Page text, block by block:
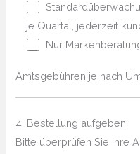
je Quartal, jederzeit
Nur
Amtsgebühren je nach
4. Bestellung aufgeben
Bitte überprüfen Sie Ihre